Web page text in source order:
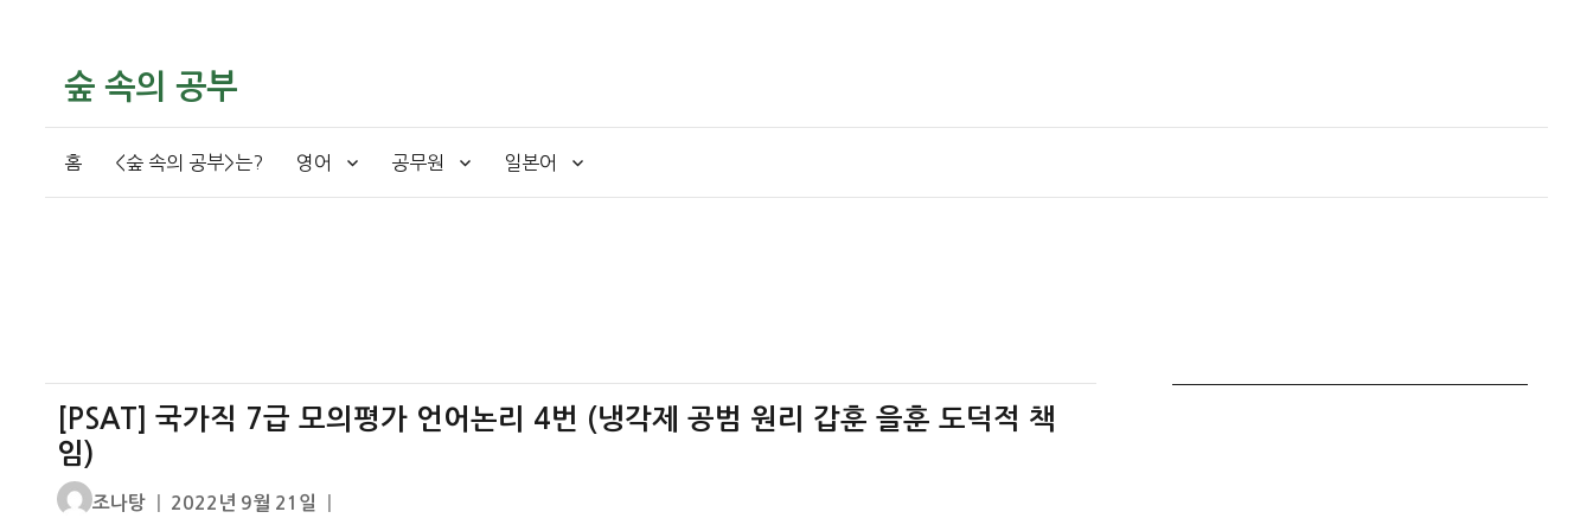
숲 속의 공부
홈 <숲 속의 공부>는? 영어 공무원 일본어
[PSAT] 국가직 7급 모의평가 언어논리 4번 (냉각제 공범 원리 갑훈 을훈 도덕적 책
임)
글
조나탕
작
2022년 9월 21일